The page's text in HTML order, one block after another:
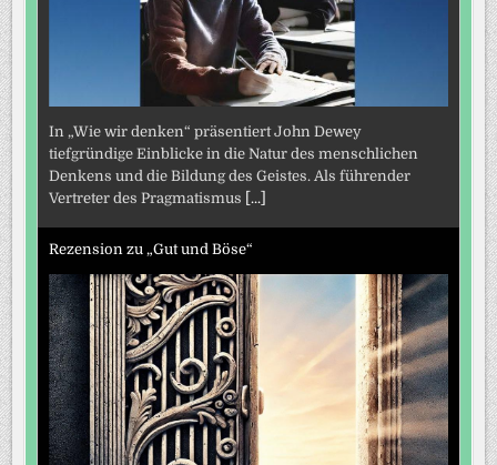
In „Wie wir denken“ präsentiert John Dewey
tiefgründige Einblicke in die Natur des menschlichen
Denkens und die Bildung des Geistes. Als führender
Vertreter des Pragmatismus
[...]
Rezension zu „Gut und Böse“